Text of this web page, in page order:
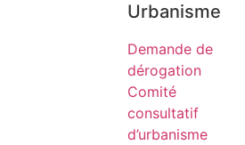
Urbanisme
Demande de
dérogation
Comité
consultatif
d’urbanisme